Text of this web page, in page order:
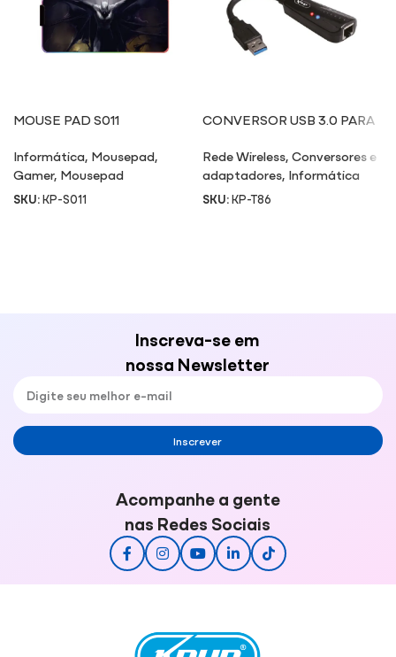
MOUSE PAD S011
Informática, Mousepad,
Gamer, Mousepad
SKU:KP-S011
CONVERSOR USB 3.0 PARA
Rede Wireless,Conversores e
adaptadores, Informática
SKU:KP-T86
Inscreva-se em
nossa Newsletter
Inscrever
Acompanhe a gente
nas Redes Sociais